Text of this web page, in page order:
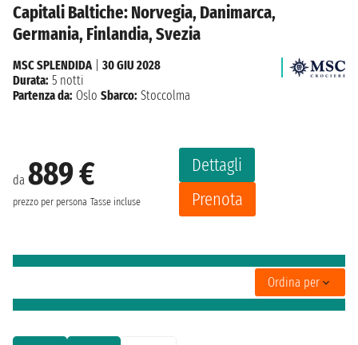
Capitali Baltiche: Norvegia, Danimarca,
Germania, Finlandia, Svezia
da 889 €
prezzo per persona Tasse incluse
Dettagli
Prenota
MSC SPLENDIDA
30 GIU 2028
Durata: 5 notti
Partenza da: Oslo Sbarco: Stoccolma
Ordina per